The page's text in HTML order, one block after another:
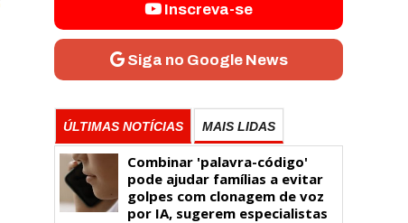
Inscreva-se
Siga no Google News
ÚLTIMAS NOTÍCIAS MAIS LIDAS
Combinar 'palavra-código'
pode ajudar famílias a evitar
golpes com clonagem de voz
por IA, sugerem especialistas